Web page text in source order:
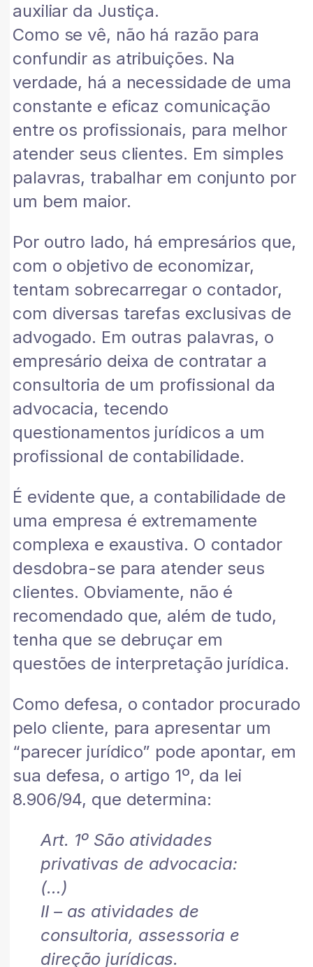
auxiliar da Justiça.
Como se vê, não há razão para
confundir as atribuições. Na
verdade, há a necessidade de uma
constante e eficaz comunicação
entre os profissionais, para melhor
atender seus clientes. Em simples
palavras, trabalhar em conjunto por
um bem maior.
Por outro lado, há empresários que,
com o objetivo de economizar,
tentam sobrecarregar o contador,
com diversas tarefas exclusivas de
advogado. Em outras palavras, o
empresário deixa de contratar a
consultoria de um profissional da
advocacia, tecendo
questionamentos jurídicos a um
profissional de contabilidade.
É evidente que, a contabilidade de
uma empresa é extremamente
complexa e exaustiva. O contador
desdobra-se para atender seus
clientes. Obviamente, não é
recomendado que, além de tudo,
tenha que se debruçar em
questões de interpretação jurídica.
Como defesa, o contador procurado
pelo cliente, para apresentar um
“parecer jurídico” pode apontar, em
sua defesa, o artigo 1º, da lei
8.906/94, que determina:
Art. 1º São atividades
privativas de advocacia:
(…)
II – as atividades de
consultoria, assessoria e
direção jurídicas.